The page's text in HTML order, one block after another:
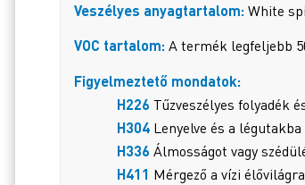
Veszélyes anyagtartalom: White
VOC tartalom: A termék legfeljebb
Figyelmeztető mondatok:
H226 Tűzveszélyes folyadék
H304 Lenyelve és a
H336 Álmosságot vagy
H411 Mérgező a vízi